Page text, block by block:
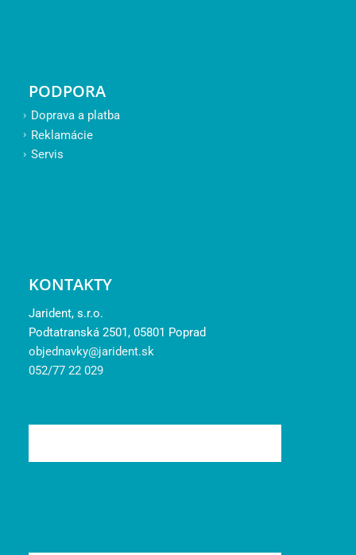
PODPORA
Doprava a platba
Reklamácie
Servis
KONTAKTY
Jarident, s.r.o.
Podtatranská 2501, 05801 Poprad
objednavky@jarident.sk
052/77 22 029